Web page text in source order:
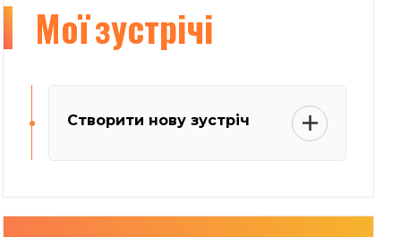
Моїзустрічі
Створити нову зустріч